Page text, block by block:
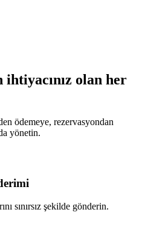
ihtiyacınız olan her
ödemeye, rezervasyondan
yönetin.
sınırsız şekilde gönderin.